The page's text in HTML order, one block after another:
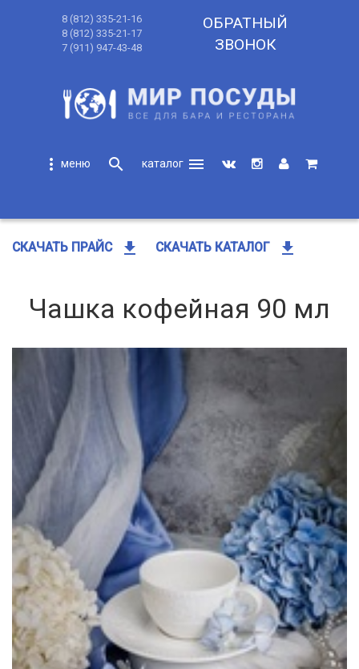
8 (812) 335-21-16
8 (812) 335-21-17
7 (911) 947-43-48
ОБРАТНЫЙ
ЗВОНОК
more_vert search
menu
СКАЧАТЬ ПРАЙС get_app СКАЧАТЬ КАТАЛОГ get_app
Чашка кофейная 90 мл